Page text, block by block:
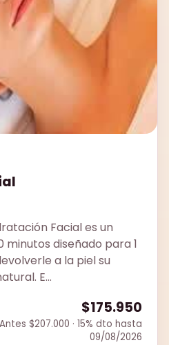
Facial es un
diseñado para 1
a la piel su
E...
$175.950
Antes $207.000 · 15% dto hasta
09/08/2026